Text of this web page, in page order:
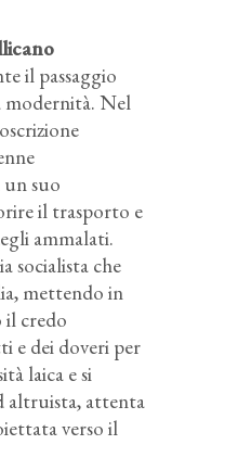
il passaggio
modernità. Nel
suo
il trasporto e
ammalati.
socialista che
mettendo in
credo
e dei doveri per
laica e si
altruista, attenta
verso il